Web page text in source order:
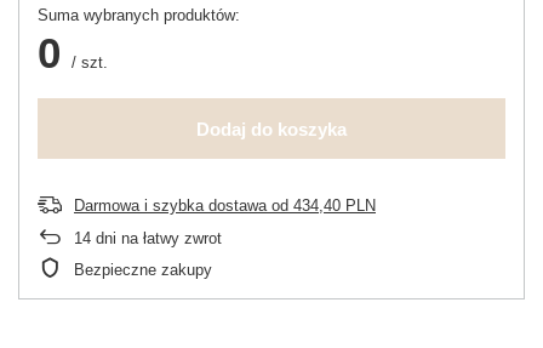
Suma wybranych produktów:
0 / szt.
Dodaj do koszyka
Darmowa i szybka dostawaod 434,40 PLN
14 dni na łatwy zwrot
Bezpieczne zakupy